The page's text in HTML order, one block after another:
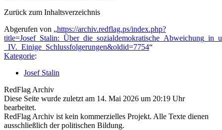
Zurück zum Inhaltsverzeichnis
Abgerufen von „https://archiv.redflag.ps/index.php?
_IV._Einige_Schlussfolgerungen&oldid=7754“
Kategorie:
Josef Stalin
RedFlag Archiv
Diese Seite wurde zuletzt am 14. Mai 2026 um 20:19 Uhr
bearbeitet.
RedFlag Archiv ist kein kommerzielles Projekt. Alle Texte dienen
ausschließlich der politischen Bildung.